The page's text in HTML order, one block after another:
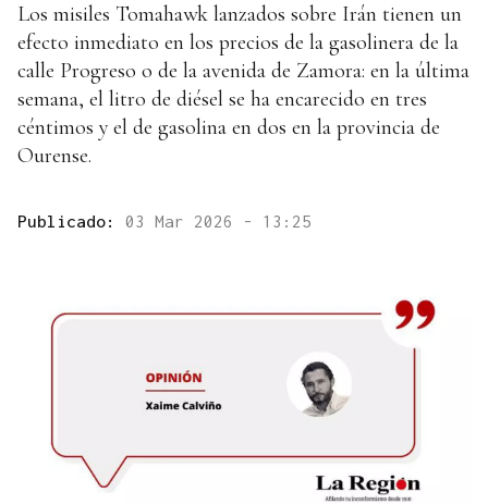
Los misiles Tomahawk lanzados sobre Irán tienen un
efecto inmediato en los precios de la gasolinera de la
calle Progreso o de la avenida de Zamora: en la última
semana, el litro de diésel se ha encarecido en tres
céntimos y el de gasolina en dos en la provincia de
Ourense.
Publicado: 03 Mar 2026 - 13:25